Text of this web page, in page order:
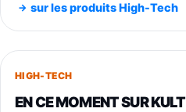
891,99€1199€Fnac
Smartphone
749,99€
sur les produits High-Tech
HIGH-TECH
EN CE MOMENT SUR